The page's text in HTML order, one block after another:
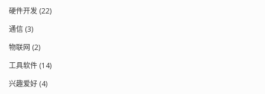
硬件开发 (22)
通信 (3)
物联网 (2)
工具软件 (14)
兴趣爱好 (4)